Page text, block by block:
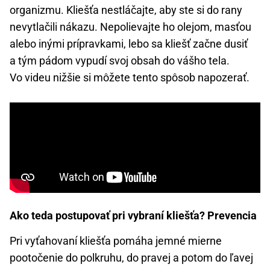
organizmu. Kliešťa nestláčajte, aby ste si do rany
nevytlačili nákazu. Nepolievajte ho olejom, masťou
alebo inými prípravkami, lebo sa kliešť začne dusiť
a tým pádom vypudí svoj obsah do vášho tela.
Vo videu nižšie si môžete tento spôsob napozerať.
Ako teda postupovať pri vybraní kliešťa? Prevencia
Pri vyťahovaní kliešťa pomáha jemné mierne
pootočenie do polkruhu, do pravej a potom do ľavej